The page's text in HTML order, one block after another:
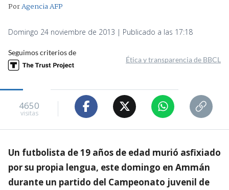
PorAgencia AFP
Domingo 24 noviembre de 2013 | Publicado a las 17:18
Seguimos criterios de
Ética y transparencia de BBCL
4650
visitas
Un futbolista de 19 años de edad murió asfixiado
por su propia lengua, este domingo en Ammán
durante un partido del Campeonato juvenil de